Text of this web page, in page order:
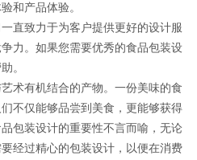
和产品体验。
直致力于为客户提供更好的设计服
力。如果您需要优秀的食品包装设
。
有机结合的产物。一份美味的食
不仅能够品尝到美食，更能够获得
包装设计的重要性不言而喻，无论
经过精心的包装设计，以便在消费